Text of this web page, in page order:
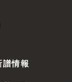
譜情報